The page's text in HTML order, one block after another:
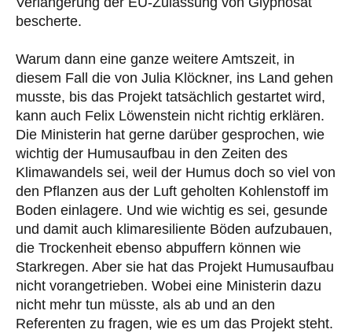
bescherte.
Warum dann eine ganze weitere Amtszeit, in
diesem Fall die von Julia Klöckner, ins Land gehen
musste, bis das Projekt tatsächlich gestartet wird,
kann auch Felix Löwenstein nicht richtig erklären.
Die Ministerin hat gerne darüber gesprochen, wie
wichtig der Humusaufbau in den Zeiten des
Klimawandels sei, weil der Humus doch so viel von
den Pflanzen aus der Luft geholten Kohlenstoff im
Boden einlagere. Und wie wichtig es sei, gesunde
und damit auch klimaresiliente Böden aufzubauen,
die Trockenheit ebenso abpuffern können wie
Starkregen. Aber sie hat das Projekt Humusaufbau
nicht vorangetrieben. Wobei eine Ministerin dazu
nicht mehr tun müsste, als ab und an den
Referenten zu fragen, wie es um das Projekt steht.